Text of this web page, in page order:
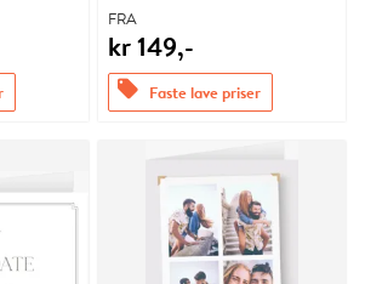
FRA
kr 149,-
offers Faste lave priser